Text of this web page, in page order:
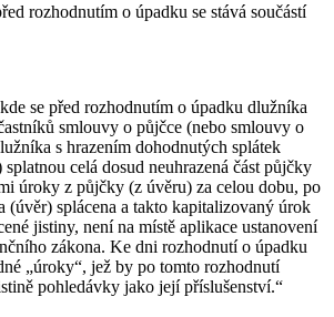
rozhodnutím o úpadku se stává součástí
se před rozhodnutím o úpadku dlužníka
smlouvy o půjčce (nebo smlouvy o
s hrazením dohodnutých splátek
celá dosud neuhrazená část půjčky
úroky z půjčky (z úvěru) za celou dobu, po
(úvěr) splácena a takto kapitalizovaný úrok
jistiny, není na místě aplikace ustanovení
zákona. Ke dni rozhodnutí o úpadku
„úroky“, jež by po tomto rozhodnutí
pohledávky jako její příslušenství.“